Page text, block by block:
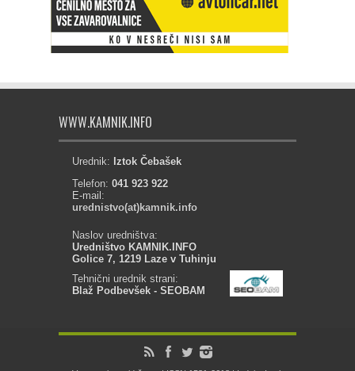
WWW.KAMNIK.INFO
Urednik: Iztok Čebašek
Telefon: 041 923 922
E-mail:
urednistvo(at)kamnik.info
Naslov uredništva:
Uredništvo KAMNIK.INFO
Golice 7, 1219 Laze v Tuhinju
Tehnični urednik strani:
Blaž Podbevšek - SEOBAM